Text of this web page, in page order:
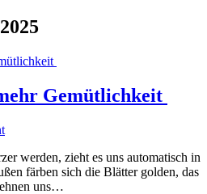
Gemütlichkeit
werden, zieht es uns automatisch in
färben sich die Blätter golden, das
uns…